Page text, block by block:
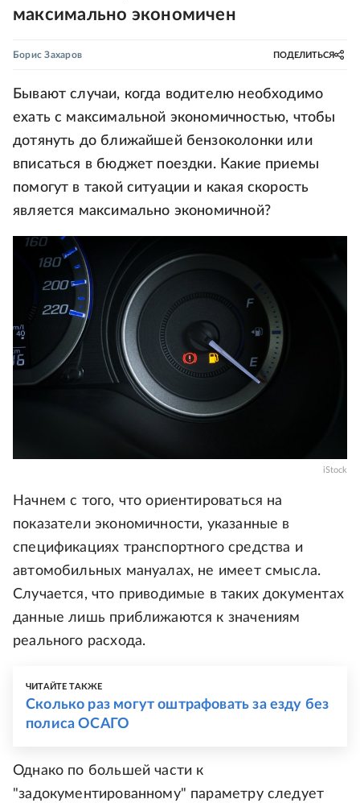
максимально экономичен
Борис Захаров ПОДЕЛИТЬСЯ
Бывают случаи, когда водителю необходимо
ехать с максимальной экономичностью, чтобы
дотянуть до ближайшей бензоколонки или
вписаться в бюджет поездки. Какие приемы
помогут в такой ситуации и какая скорость
является максимально экономичной?
iStock
Начнем с того, что ориентироваться на
показатели экономичности, указанные в
спецификациях транспортного средства и
автомобильных мануалах, не имеет смысла.
Случается, что приводимые в таких документах
данные лишь приближаются к значениям
реального расхода.
ЧИТАЙТЕ ТАКЖЕ
Сколько раз могут оштрафовать за езду без
полиса ОСАГО
Однако по большей части к
"задокументированному" параметру следует